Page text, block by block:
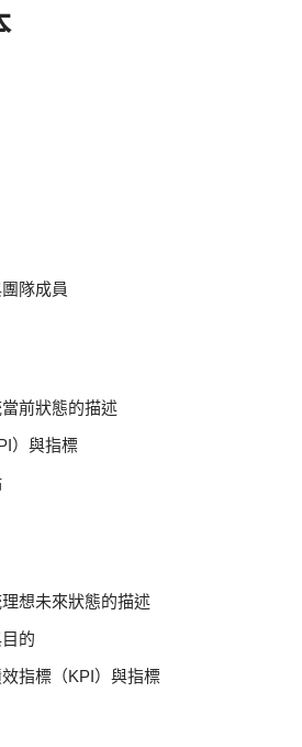
隊成員
前狀態的描述
）與指標
想未來狀態的描述
的
指標（KPI）與指標